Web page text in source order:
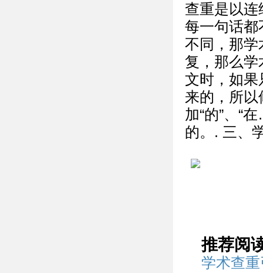
查重是以连
每一句话都
不同，那学
复，那么学
文时，如果
来的，所
加“的”、“
的。. 三、
推荐阅
学术查